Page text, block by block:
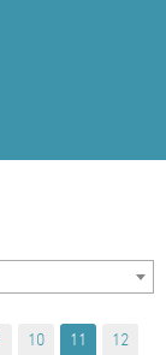
10 11 12